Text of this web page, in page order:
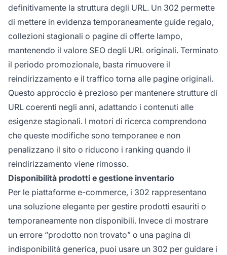
definitivamente la struttura degli URL. Un 302 permette
di mettere in evidenza temporaneamente guide regalo,
collezioni stagionali o pagine di offerte lampo,
mantenendo il valore SEO degli URL originali. Terminato
il periodo promozionale, basta rimuovere il
reindirizzamento e il traffico torna alle pagine originali.
Questo approccio è prezioso per mantenere strutture di
URL coerenti negli anni, adattando i contenuti alle
esigenze stagionali. I motori di ricerca comprendono
che queste modifiche sono temporanee e non
penalizzano il sito o riducono i ranking quando il
reindirizzamento viene rimosso.
Disponibilità prodotti e gestione inventario
Per le piattaforme e-commerce, i 302 rappresentano
una soluzione elegante per gestire prodotti esauriti o
temporaneamente non disponibili. Invece di mostrare
un errore “prodotto non trovato” o una pagina di
indisponibilità generica, puoi usare un 302 per guidare i